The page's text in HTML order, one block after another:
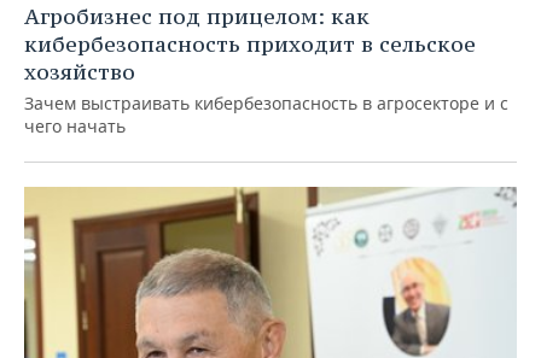
Агробизнес под прицелом: как
кибербезопасность приходит в сельское
хозяйство
Зачем выстраивать кибербезопасность в агросекторе и с
чего начать